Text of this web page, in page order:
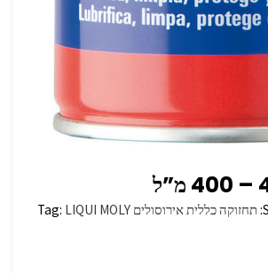
תחזוקה כללית אירוסולים Tag: LIQUI MOLY